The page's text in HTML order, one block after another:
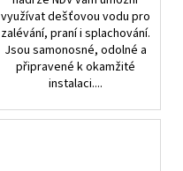
využívat dešťovou vodu pro
zalévání, praní i splachování.
Jsou samonosné, odolné a
připravené k okamžité
instalaci....